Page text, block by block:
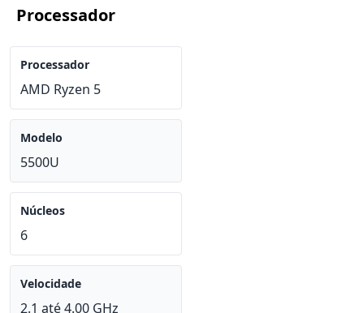
Processador
Processador
AMD Ryzen 5
Modelo
5500U
Núcleos
6
Velocidade
2.1 até 4.00 GHz